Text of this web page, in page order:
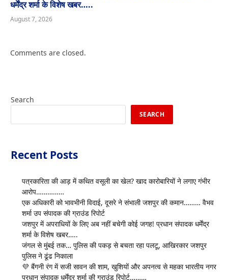
धर्मेंद्र शर्मा के विशेष खबर…..
August 7, 2026
Comments are closed.
Search
SEARCH
Recent Posts
पत्रकारिता की आड़ में कथित वसूली का खेल? खाद कारोबारियों ने लगाए गंभीर
आरोप……………
एक अधिकारी को भावभीनी विदाई, दूसरे ने संभाली जशपुर की कमान……… वैभव
शर्मा उप संपादक की ग्राउंड रिपोर्ट
जशपुर में अपराधियों के लिए अब नहीं बचेगी कोई जगह! प्रधान संपादक धर्मेंद्र
शर्मा के विशेष खबर…..
जंगल से मुंबई तक… पुलिस की पकड़ से बचता रहा पलटू, आखिरकार जशपुर
पुलिस ने ढूंढ निकाला
💜 बैंगनी रंग में सजी सावन की शाम, खुशियों और अपनत्व से महका भारतीय नगर
प्रधान संपादक धर्मेंद्र शर्मा की ग्राउंड रिपोर्ट………